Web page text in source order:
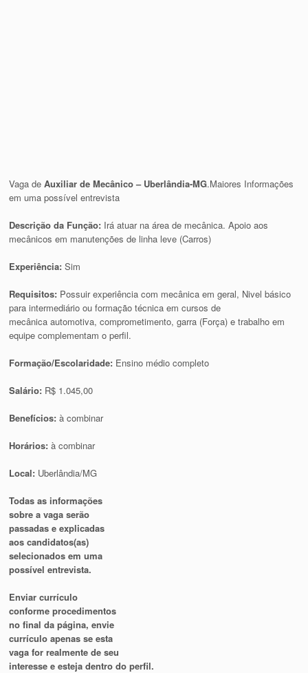
Vaga deAuxiliar de Mecânico – Uberlândia-MG.Maiores Informações
em uma possível entrevista
Descrição da Função: Irá atuar na área de mecânica. Apoio aos
mecânicos em manutenções de linha leve (Carros)
Experiência:Sim
Requisitos: Possuir experiência com mecânica em geral, Nivel básico
para intermediário ou formação técnica em cursos de
mecânica automotiva, comprometimento, garra (Força) e trabalho em
equipe complementam o perfil.
Formação/Escolaridade: Ensino médio completo
Salário: R$ 1.045,00
Benefícios:à combinar
Horários:à combinar
Local: Uberlândia/MG
Todas as informações
sobre a vaga serão
passadas e explicadas
aos candidatos(as)
selecionados em uma
possível entrevista.
Enviar currículo
conforme procedimentos
no final da página, envie
currículo apenas se esta
vaga for realmente de seu
interesse e esteja dentro do perfil.